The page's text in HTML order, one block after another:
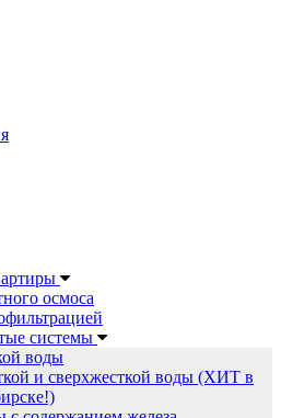
осмоса
системы
воды
и сверхжесткой воды (ХИТ в